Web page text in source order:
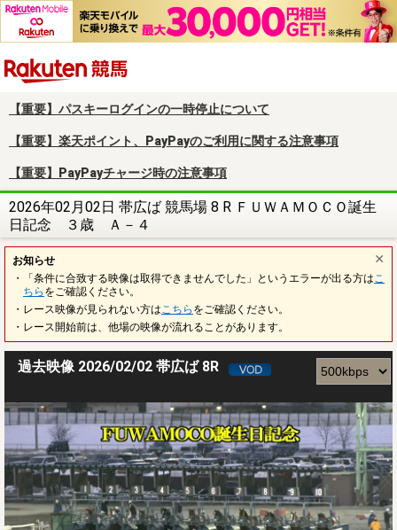
【重要】パスキーログインの一時停止について
【重要】楽天ポイント、PayPayのご利用に関する注意事項
【重要】PayPayチャージ時の注意事項
2026年02月02日 帯広ば 競馬場 8 R ＦＵＷＡＭＯＣＯ誕生
日記念 ３歳 Ａ－４
お知らせ
・「条件に合致する映像は取得できませんでした」というエラーが出る方は こ
ちら をご確認ください。
・レース映像が見られない方は こちら をご確認ください。
・レース開始前は、他場の映像が流れることがあります。
過去映像 2026/02/02 帯広ば 8R